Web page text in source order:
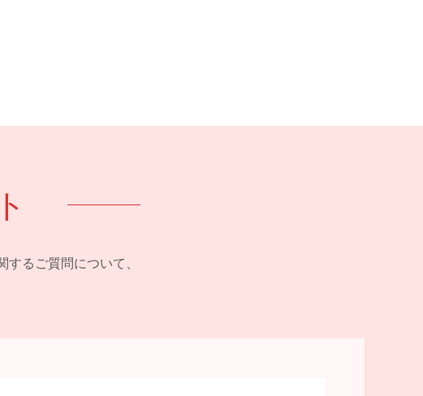
するご質問について、